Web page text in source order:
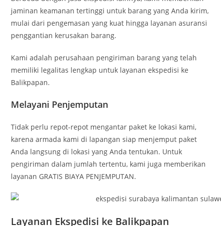
jaminan keamanan tertinggi untuk barang yang Anda kirim,
mulai dari pengemasan yang kuat hingga layanan asuransi
penggantian kerusakan barang.
Kami adalah perusahaan pengiriman barang yang telah
memiliki legalitas lengkap untuk layanan ekspedisi ke
Balikpapan.
Melayani Penjemputan
Tidak perlu repot-repot mengantar paket ke lokasi kami,
karena armada kami di lapangan siap menjemput paket
Anda langsung di lokasi yang Anda tentukan. Untuk
pengiriman dalam jumlah tertentu, kami juga memberikan
layanan GRATIS BIAYA PENJEMPUTAN.
Layanan Ekspedisi ke Balikpapan